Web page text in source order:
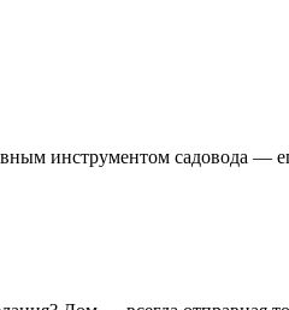
инструментом садовода —